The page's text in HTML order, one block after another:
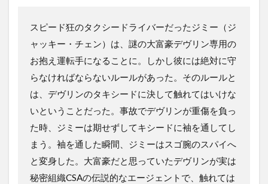
スピード狂のタクシードライバーだったジミー（ジ
ャッキー・チェン）は、謎の大富豪デヴリン専用の
お抱え運転手になることに。しかし彼には絶対に守
らなければならないルールがあった。そのルールと
は、デヴリンのタキシードに決して触れてはいけな
いということだった。事故でデヴリンが重傷を負っ
た時、ジミーは期せずしてキシードに袖を通してし
まう。袖を通した瞬間、ジミーはスゴ腕のスパイへ
と変身した。大富豪だと思っていたデヴリンが実は
秘密組織CSAの伝説的なエージェントで、触れては